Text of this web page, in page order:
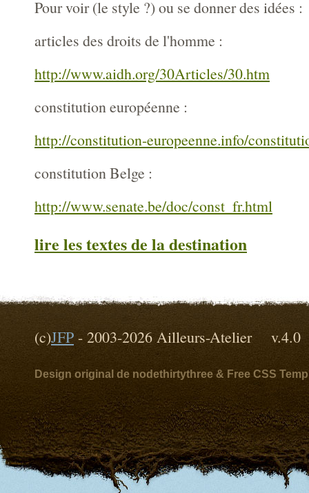
Pour voir (le style ?) ou se donner des idées :
articles des droits de l'homme :
http://www.aidh.org/30Articles/30.htm
constitution européenne :
http://constitution-europeenne.info/
constitution Belge :
http://www.senate.be/doc/const_fr.html
lire les textes de la destination
(c)JFP - 2003-2026 Ailleurs-Atelier
Design original de nodethirtythree & Free CSS